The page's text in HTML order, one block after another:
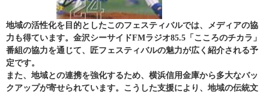
地域の活性化を目的としたこのフェスティバルでは、メディアの協
力も得ています。金沢シーサイドFMラジオ85.5「こころのチカラ」
番組の協力を通じて、匠フェスティバルの魅力が広く紹介される予
定です。
また、地域との連携を強化するため、横浜信用金庫から多大なバッ
クアップが寄せられています。こうした支援により、地域の伝統文